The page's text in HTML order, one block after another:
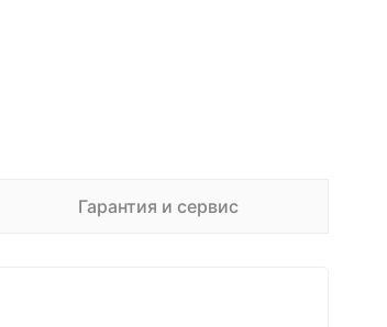
Гарантия и сервис